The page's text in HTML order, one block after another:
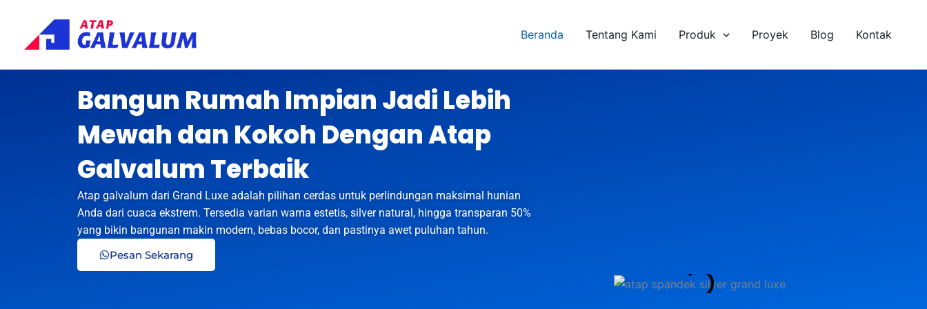
content
Beranda Tentang Kami Produk Proyek Blog Kontak
Bangun Rumah Impian Jadi Lebih
Mewah dan Kokoh Dengan Atap
Galvalum Terbaik
Atap galvalum dari Grand Luxe adalah pilihan cerdas untuk perlindungan maksimal hunian
Anda dari cuaca ekstrem. Tersedia varian warna estetis, silver natural, hingga transparan 50%
yang bikin bangunan makin modern, bebas bocor, dan pastinya awet puluhan tahun.
Pesan Sekarang